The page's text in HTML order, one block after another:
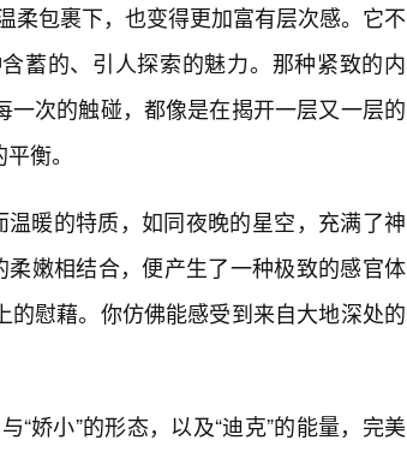
柔包裹下，也变得更加富有层次感。它不
蓄的、引人探索的魅力。那种紧致的内
次的触碰，都像是在揭开一层又一层的
衡。
暖的特质，如同夜晚的星空，充满了神
嫩相结合，便产生了一种极致的感官体
慰藉。你仿佛能感受到来自大地深处的
“娇小”的形态，以及“迪克”的能量，完美